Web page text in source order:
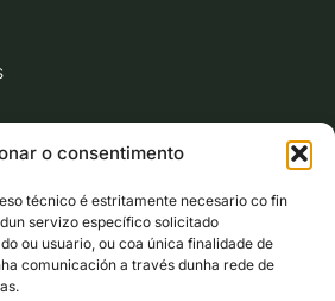
o consentimento
técnico é estritamente necesario co fin
servizo específico solicitado
ou usuario, ou coa única finalidade de
comunicación a través dunha rede de
local